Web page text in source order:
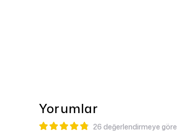
Yorumlar
26 değerlendirmeye göre